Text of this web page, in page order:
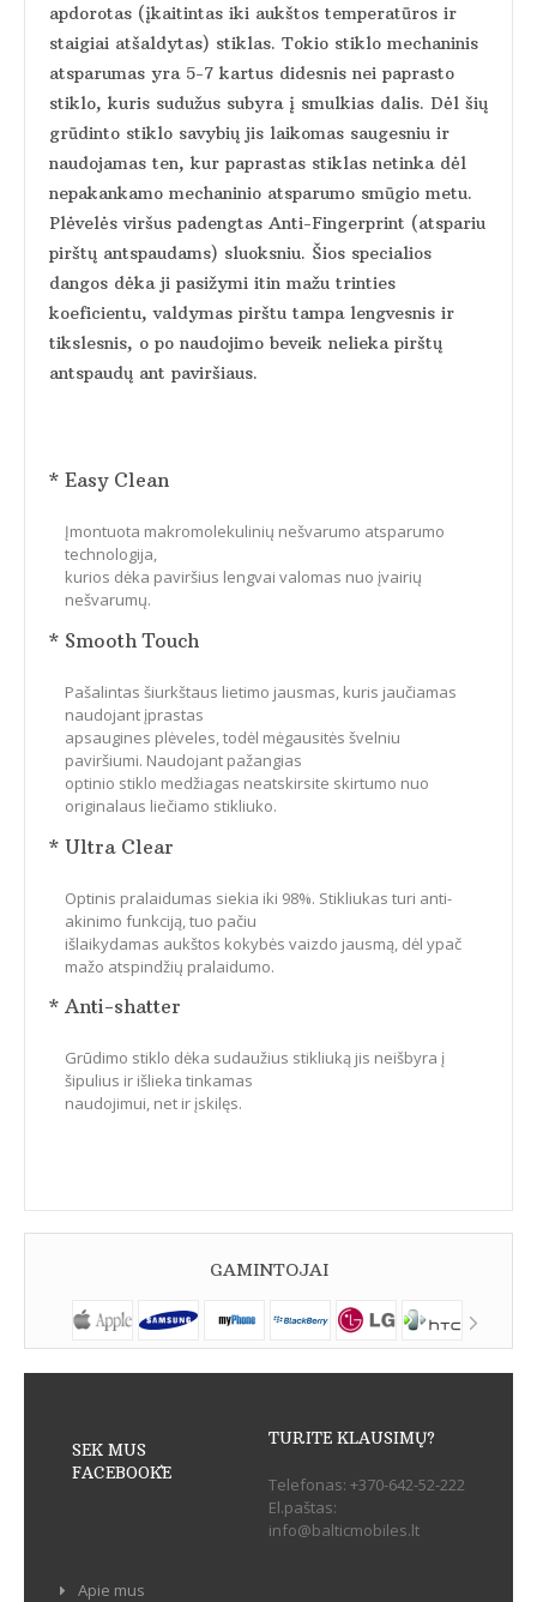
apdorotas (įkaitintas iki aukštos temperatūros ir
staigiai atšaldytas) stiklas. Tokio stiklo mechaninis
atsparumas yra 5-7 kartus didesnis nei paprasto
stiklo, kuris sudužus subyra į smulkias dalis. Dėl šių
grūdinto stiklo savybių jis laikomas saugesniu ir
naudojamas ten, kur paprastas stiklas netinka dėl
nepakankamo mechaninio atsparumo smūgio metu.
Plėvelės viršus padengtas Anti-Fingerprint (atspariu
pirštų antspaudams) sluoksniu. Šios specialios
dangos dėka ji pasižymi itin mažu trinties
koeficientu, valdymas pirštu tampa lengvesnis ir
tikslesnis, o po naudojimo beveik nelieka pirštų
antspaudų ant paviršiaus.
* Easy Clean
Įmontuota makromolekulinių nešvarumo atsparumo
technologija,
kurios dėka paviršius lengvai valomas nuo įvairių
nešvarumų.
* Smooth Touch
Pašalintas šiurkštaus lietimo jausmas, kuris jaučiamas
naudojant įprastas
apsaugines plėveles, todėl mėgausitės švelniu
paviršiumi. Naudojant pažangias
optinio stiklo medžiagas neatskirsite skirtumo nuo
originalaus liečiamo stikliuko.
* Ultra Clear
Optinis pralaidumas siekia iki 98%. Stikliukas turi anti-
akinimo funkciją, tuo pačiu
išlaikydamas aukštos kokybės vaizdo jausmą, dėl ypač
mažo atspindžių pralaidumo.
* Anti-shatter
Grūdimo stiklo dėka sudaužius stikliuką jis neišbyra į
šipulius ir išlieka tinkamas
naudojimui, net ir įskilęs.
GAMINTOJAI
SEK MUS
FACEBOOK`E
TURITE KLAUSIMŲ?
Telefonas: +370-642-52-222
El.paštas:
info@balticmobiles.lt
Apie mus